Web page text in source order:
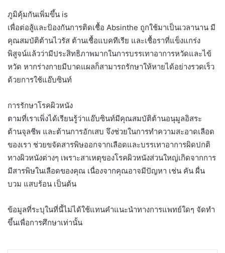
ภูมิคุ้มกันเพิ่มขึ้น is
เพื่อต่อสู้และป้องกันการติดเชื้อ Absinthe ถูกใช้มาเป็นเวลานาน มี
คุณสมบัติต้านไวรัส ต้านเชื้อแบคทีเรีย และเชื้อราที่แข็งแกร่ง
พิสูจน์แล้วว่ามีประสิทธิภาพมากในการบรรเทาอาการหวัดและไข้
หวัด หากร่างกายมีบาดแผลก็สามารถรักษาให้หายได้อย่างรวดเร็ว
ด้วยการใช้แอ๊บซินท์
การรักษาโรคผิวหนัง
ตามที่เราเพิ่งได้เรียนรู้ว่าแอ๊บซินท์มีคุณสมบัติต้านอนุมูลอิสระ
ต้านจุลชีพ และต้านการอักเสบ จึงช่วยในการทำความสะอาดเลือด
ของเรา ช่วยขจัดสารพิษออกจากเลือดและบรรเทาอาการผิดปกติ
ทางผิวหนังต่างๆ เพราะสาเหตุของโรคผิวหนังส่วนใหญ่เกิดจากการ
มีสารพิษในเลือดของคุณ เนื่องจากคุณอาจมีปัญหา เช่น คัน ผื่น
บวม แสบร้อน เป็นต้น
ข้อมูลที่ระบุในที่นี้ไม่ได้ใช้แทนคำแนะนำทางการแพทย์ใดๆ จัดทำ
ขึ้นเพื่อการศึกษาเท่านั้น